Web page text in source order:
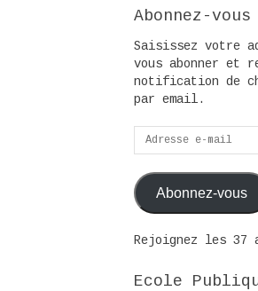
Abonnez-
Saisissez votre
vous abonner et
notification de
par email.
Adresse
e-
mail
Abonnez-vous
Rejoignez les 37
Ecole